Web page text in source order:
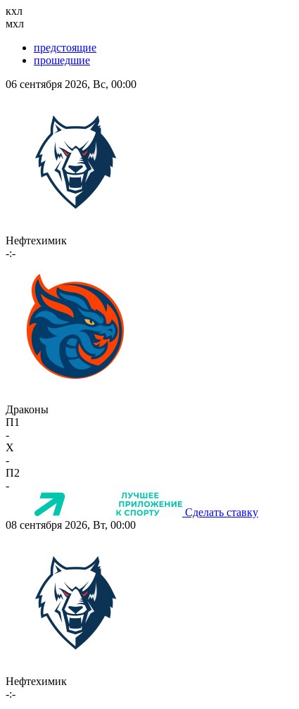
кхл
мхл
предстоящие
прошедшие
06 сентября 2026, Вс, 00:00
Нефтехимик
-:-
Драконы
П1
-
X
-
П2
-
Сделать ставку
08 сентября 2026, Вт, 00:00
Нефтехимик
-:-